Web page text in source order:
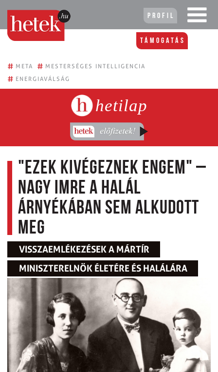
Profil
Támogatás
# META # MESTERSÉGES INTELLIGENCIA
# ENERGIAVÁLSÁG
hetilap
"Ezek kivégeznek engem" –
Nagy Imre a halál
árnyékában sem alkudott
meg
VISSZAEMLÉKEZÉSEK A MÁRTÍR
MINISZTERELNÖK ÉLETÉRE ÉS HALÁLÁRA